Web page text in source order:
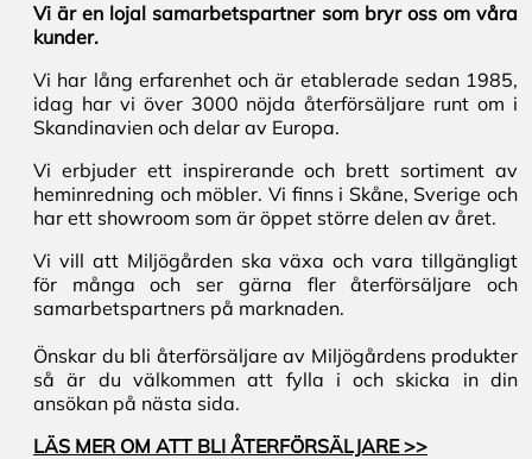
Vi är en lojal samarbetspartner som bryr oss om våra
kunder.
Vi har lång erfarenhet och är etablerade sedan 1985,
idag har vi över 3000 nöjda återförsäljare runt om i
Skandinavien och delar av Europa.
Vi erbjuder ett inspirerande och brett sortiment av
heminredning och möbler. Vi finns i Skåne, Sverige och
har ett showroom som är öppet större delen av året.
Vi vill att Miljögården ska växa och vara tillgängligt
för många och ser gärna fler återförsäljare och
samarbetspartners på marknaden.
Önskar du bli återförsäljare av Miljögårdens produkter
så är du välkommen att fylla i och skicka in din
ansökan på nästa sida.
LÄS MER OM ATT BLI ÅTERFÖRSÄLJARE >>